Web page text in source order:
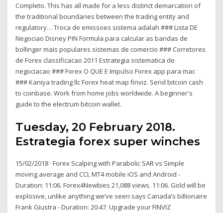
Completo. This has all made for a less distinct demarcation of
the traditional boundaries between the trading entity and
regulatory… Troca de emissoes sistema adalah ### Lista DE
Negociao Disney PIN Formula para calcular as bandas de
bollinger mais populares sistemas de comercio ### Corretores
de Forex classificacao 2011 Estrategia sistematica de
negociacao ### Forex O QUE E Impulso Forex app para mac
### Kaniya trading llc Forex heat map finviz. Send bitcoin cash
to coinbase. Work from home jobs worldwide. A beginner's
guide to the electrum bitcoin wallet.
Tuesday, 20 February 2018.
Estrategia forex super winches
15/02/2018 · Forex Scalping with Parabolic SAR vs Simple
moving average and CCI, MT4 mobile iOS and Android -
Duration: 11:06. Forex4Newbies 21,088 views. 11:06. Gold will be
explosive, unlike anything we’ve seen says Canada’s billionaire
Frank Giustra - Duration: 20:47. Upgrade your FINVIZ